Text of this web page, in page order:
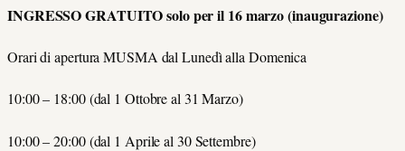
INGRESSO GRATUITO solo per il 16 marzo (inaugurazione)
Orari di apertura MUSMA dal Lunedì alla Domenica
10:00 – 18:00 (dal 1 Ottobre al 31 Marzo)
10:00 – 20:00 (dal 1 Aprile al 30 Settembre)